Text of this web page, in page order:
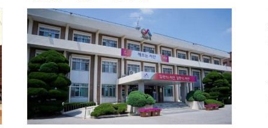
수소 품질평가 서비스를 시작한 이래, 단
계적으로 대상을 늘려 최근 식각·세정·증
착용 고순도 가스 15종에 대한 순도분석
기반을 구축했다고 7일 밝혔다. 이로써 가
스별 표준 시험절차를 마련해 15종 전 품
목에..